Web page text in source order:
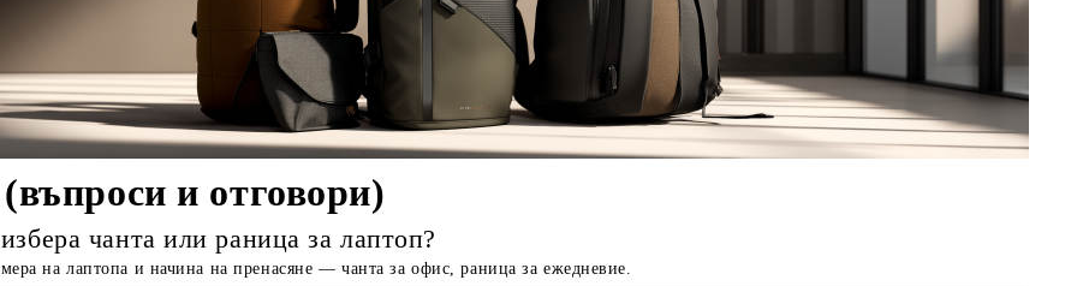
и отговори)
чанта или раница за лаптоп?
на лаптопа и начина на пренасяне — чанта за офис, раница за ежедневие.